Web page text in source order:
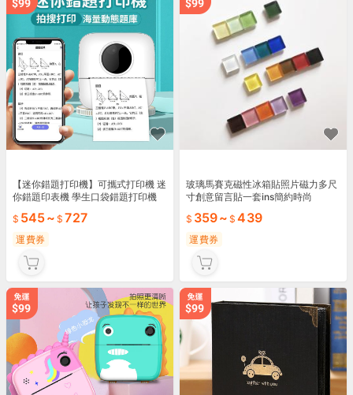
【迷你錯題打印機】可攜式打印機 迷
你錯題印表機 學生口袋錯題打印機
545~ 727
運費券
玻璃馬賽克磁性冰箱貼照片磁力多尺
寸創意留言貼一套ins簡約時尚
359~ 439
運費券